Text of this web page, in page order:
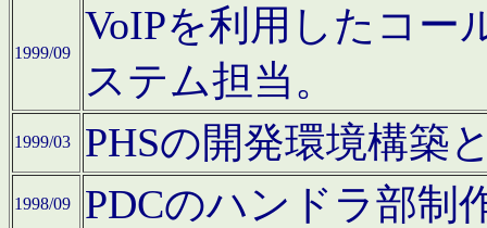
1999/09
VoIPを利用したコー
ステム担当。
1999/03 PHSの開発環境構築
1998/09 PDCのハンドラ部制